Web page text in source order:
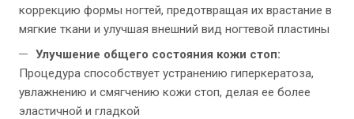
коррекцию формы ногтей, предотвращая их врастание в
мягкие ткани и улучшая внешний вид ногтевой пластины
Улучшение общего состояния кожи стоп:
Процедура способствует устранению гиперкератоза,
увлажнению и смягчению кожи стоп, делая ее более
эластичной и гладкой